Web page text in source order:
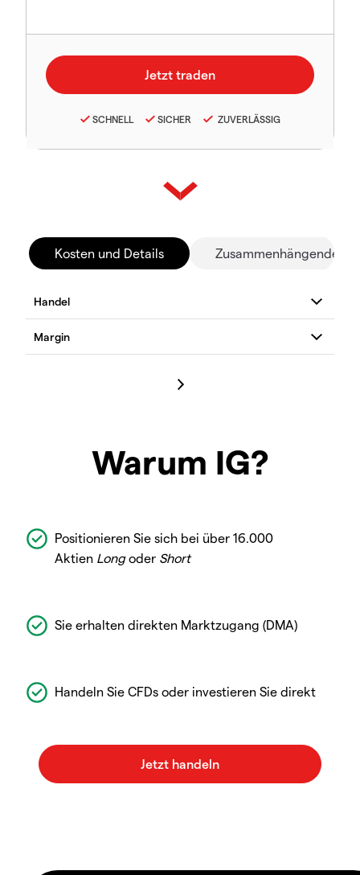
SCHNELL SICHER ZUVERLÄSSIG
Kosten und Details Zusammenhängende
Warum IG?
Positionieren Sie sich bei über 16.000
Aktien Longoder Short
Sie erhalten direkten Marktzugang (DMA)
Handeln Sie CFDs oder investieren Sie direkt